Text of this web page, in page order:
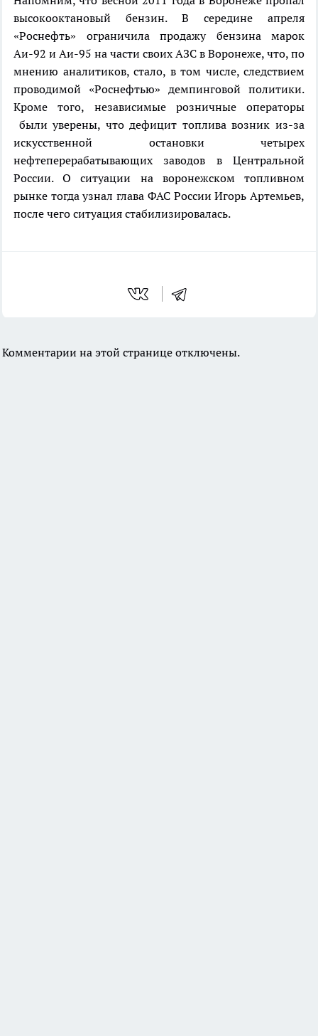
высокооктановый бензин. В середине апреля
«Роснефть» ограничила продажу бензина марок
Аи-92 и Аи-95 на части своих АЗС в Воронеже, что, по
мнению аналитиков, стало, в том числе, следствием
проводимой «Роснефтью» демпинговой политики.
Кроме того, независимые розничные операторы
были уверены, что дефицит топлива возник из-за
искусственной остановки четырех
нефтеперерабатывающих заводов в Центральной
России. О ситуации на воронежском топливном
рынке тогда узнал глава ФАС России Игорь Артемьев,
после чего ситуация стабилизировалась.
Комментарии на этой странице отключены.